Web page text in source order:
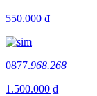
550.000 ₫
0877.968.268
1.500.000 ₫